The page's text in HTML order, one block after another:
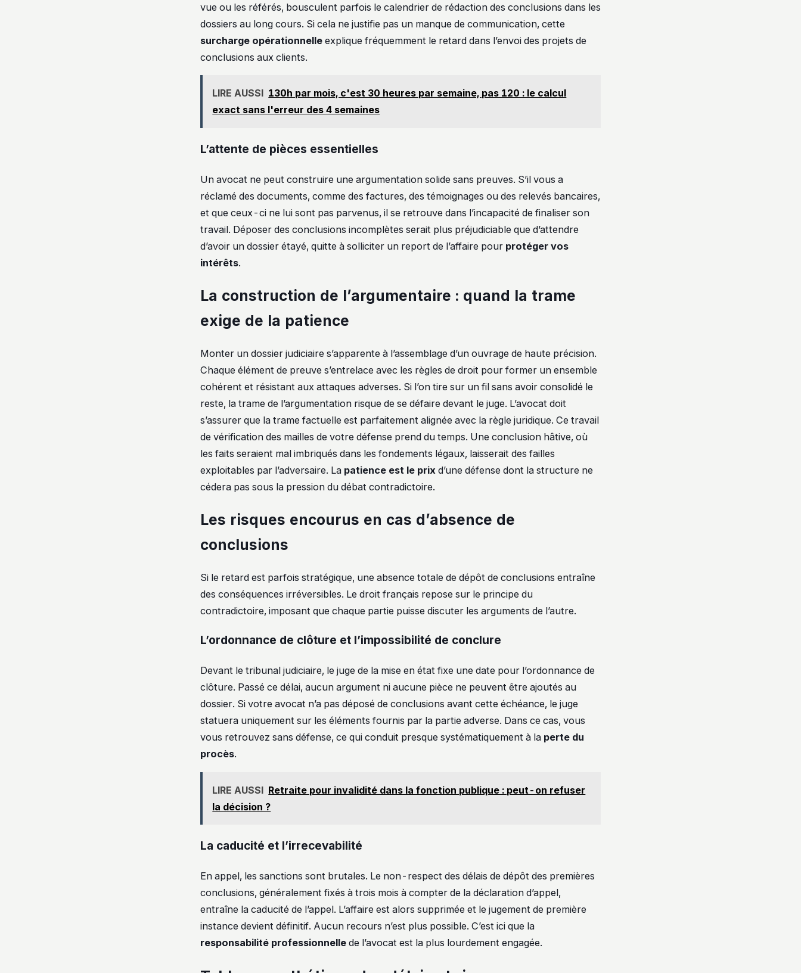
vue ou les référés, bousculent parfois le calendrier de rédaction des conclusions dans les
dossiers au long cours. Si cela ne justifie pas un manque de communication, cette
surcharge opérationnelle explique fréquemment le retard dans l’envoi des projets de
conclusions aux clients.
LIRE AUSSI 130h par mois, c'est 30 heures par semaine, pas 120 : le calcul
exact sans l'erreur des 4 semaines
L’attente de pièces essentielles
Un avocat ne peut construire une argumentation solide sans preuves. S’il vous a
réclamé des documents, comme des factures, des témoignages ou des relevés bancaires,
et que ceux-ci ne lui sont pas parvenus, il se retrouve dans l’incapacité de finaliser son
travail. Déposer des conclusions incomplètes serait plus préjudiciable que d’attendre
d’avoir un dossier étayé, quitte à solliciter un report de l’affaire pour protéger vos
intérêts.
La construction de l’argumentaire : quand la trame
exige de la patience
Monter un dossier judiciaire s’apparente à l’assemblage d’un ouvrage de haute précision.
Chaque élément de preuve s’entrelace avec les règles de droit pour former un ensemble
cohérent et résistant aux attaques adverses. Si l’on tire sur un fil sans avoir consolidé le
reste, la trame de l’argumentation risque de se défaire devant le juge. L’avocat doit
s’assurer que la trame factuelle est parfaitement alignée avec la règle juridique. Ce travail
de vérification des mailles de votre défense prend du temps. Une conclusion hâtive, où
les faits seraient mal imbriqués dans les fondements légaux, laisserait des failles
exploitables par l’adversaire. La patience est le prix d’une défense dont la structure ne
cédera pas sous la pression du débat contradictoire.
Les risques encourus en cas d’absence de
conclusions
Si le retard est parfois stratégique, une absence totale de dépôt de conclusions entraîne
des conséquences irréversibles. Le droit français repose sur le principe du
contradictoire, imposant que chaque partie puisse discuter les arguments de l’autre.
L’ordonnance de clôture et l’impossibilité de conclure
Devant le tribunal judiciaire, le juge de la mise en état fixe une date pour l’ordonnance de
clôture. Passé ce délai, aucun argument ni aucune pièce ne peuvent être ajoutés au
dossier. Si votre avocat n’a pas déposé de conclusions avant cette échéance, le juge
statuera uniquement sur les éléments fournis par la partie adverse. Dans ce cas, vous
vous retrouvez sans défense, ce qui conduit presque systématiquement à la perte du
procès.
LIRE AUSSI Retraite pour invalidité dans la fonction publique : peut-on refuser
la décision ?
La caducité et l’irrecevabilité
En appel, les sanctions sont brutales. Le non-respect des délais de dépôt des premières
conclusions, généralement fixés à trois mois à compter de la déclaration d’appel,
entraîne la caducité de l’appel. L’affaire est alors supprimée et le jugement de première
instance devient définitif. Aucun recours n’est plus possible. C’est ici que la
responsabilité professionnelle de l’avocat est la plus lourdement engagée.